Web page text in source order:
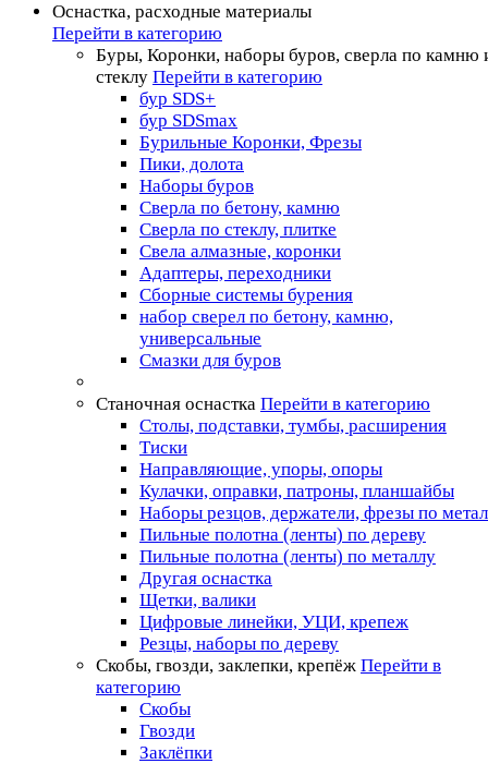
Оснастка, расходные материалы
Перейти в категорию
Буры, Коронки, наборы буров, сверла по камню
стеклу Перейти в категорию
бур SDS+
бур SDSmax
Бурильные Коронки, Фрезы
Пики, долота
Наборы буров
Сверла по бетону, камню
Сверла по стеклу, плитке
Свела алмазные, коронки
Адаптеры, переходники
Сборные системы бурения
набор сверел по бетону, камню,
универсальные
Смазки для буров
Станочная оснастка Перейти в категорию
Столы, подставки, тумбы, расширения
Тиски
Направляющие, упоры, опоры
Кулачки, оправки, патроны, планшайбы
Наборы резцов, держатели, фрезы по
Пильные полотна (ленты) по дереву
Пильные полотна (ленты) по металлу
Другая оснастка
Щетки, валики
Цифровые линейки, УЦИ, крепеж
Резцы, наборы по дереву
Скобы, гвозди, заклепки, крепёж Перейти в
категорию
Скобы
Гвозди
Заклёпки